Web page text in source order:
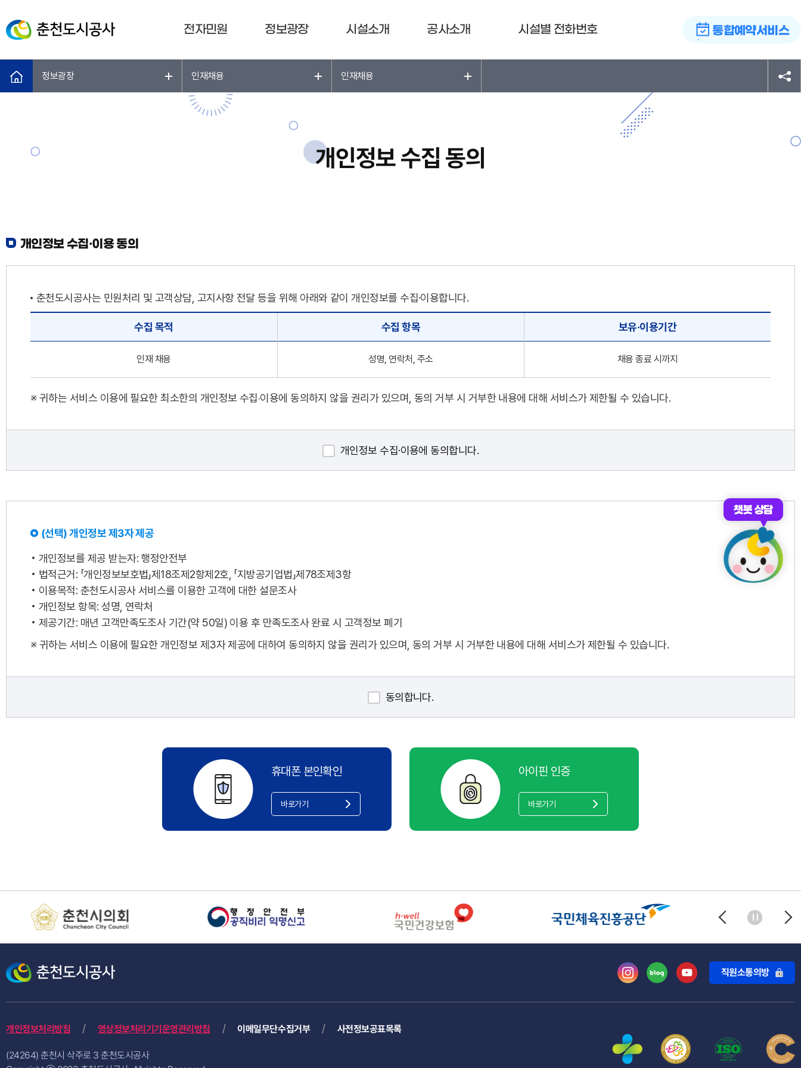
전자민원 정보광장 시설소개 공사소개 시설별 전화번호 통합예약서비스
정보광장 인재채용 인재채용
개인정보 수집 동의
개인정보 수집·이용 동의
춘천도시공사는 민원처리 및 고객상담, 고지사항 전달 등을 위해 아래와 같이 개인정보를 수집·이용합니다.
수집 목적 수집 항목 보유·이용기간
인재 채용 성명, 연락처, 주소 채용 종료 시까지
※ 귀하는 서비스 이용에 필요한 최소한의 개인정보 수집‧이용에 동의하지 않을 권리가 있으며, 동의 거부 시 거부한 내용에 대해 서비스가 제한될 수 있습니다.
개인정보 수집·이용에 동의합니다.
(선택) 개인정보 제3자 제공
개인정보를 제공 받는자: 행정안전부
법적근거: 「개인정보보호법」제18조제2항제2호, 「지방공기업법」제78조제3항
이용목적: 춘천도시공사 서비스를 이용한 고객에 대한 설문조사
개인정보 항목: 성명, 연락처
제공기간: 매년 고객만족도조사 기간(약 50일) 이용 후 만족도조사 완료 시 고객정보 폐기
※ 귀하는 서비스 이용에 필요한 개인정보 제3자 제공에 대하여 동의하지 않을 권리가 있으며, 동의 거부 시 거부한 내용에 대해 서비스가 제한될 수 있습니다.
동의합니다.
휴대폰 본인확인
바로가기
아이핀 인증
바로가기
직원소통의방
개인정보처리방침 영상정보처리기기운영관리방침 이메일무단수집거부 사전정보공표목록
(24264) 춘천시 삭주로 3 춘천도시공사
챗봇 상담